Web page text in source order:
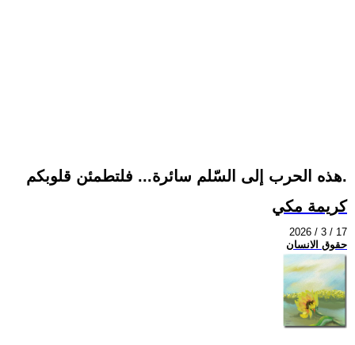
هذه الحرب إلى السّلم سائرة... فلتطمئن قلوبكم.
كريمة مكي
2026 / 3 / 17
حقوق الانسان